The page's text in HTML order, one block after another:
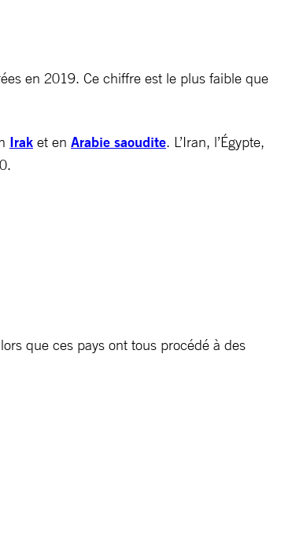
en 2019. Ce chiffre est le plus faible que
Irak et en Arabie saoudite. L’Iran, l’Égypte,
que ces pays ont tous procédé à des